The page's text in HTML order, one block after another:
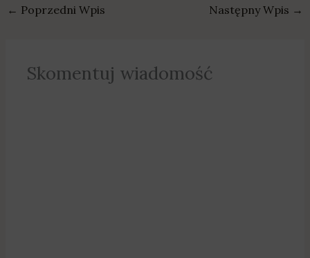
← Poprzedni Wpis Następny Wpis →
Skomentuj wiadomość